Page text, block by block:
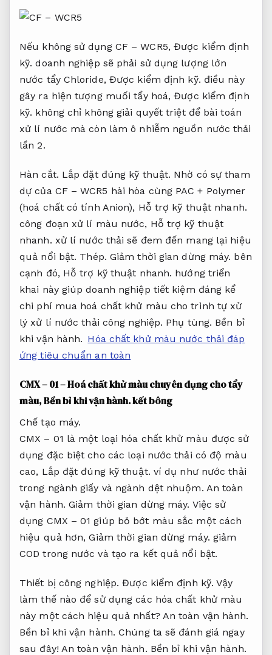
Nếu không sử dụng CF – WCR5, Được kiểm định
kỹ. doanh nghiệp sẽ phải sử dụng lượng lớn
nước tẩy Chloride, Được kiểm định kỹ. điều này
gây ra hiện tượng muối tẩy hoá,Được kiểm định
kỹ. không chỉ không giải quyết triệt để bài toán
xử lí nước mà còn làm ô nhiễm nguồn nước thải
lần 2.
Hàn cắt. Lắp đặt đúng kỹ thuật. Nhờ có sự tham
dự của CF – WCR5 hài hòa cùng PAC + Polymer
(hoá chất có tính Anion), Hỗ trợ kỹ thuật nhanh.
công đoạn xử lí màu nước, Hỗ trợ kỹ thuật
nhanh. xử lí nước thải sẽ đem đến mang lại hiệu
quả nổi bật. Thép. Giảm thời gian dừng máy. bên
cạnh đó, Hỗ trợ kỹ thuật nhanh. hướng triển
khai này giúp doanh nghiệp tiết kiệm đáng kể
chi phí mua hoá chất khử màu cho trình tự xử
lý xử lí nước thải công nghiệp. Phụ tùng. Bền bỉ
khi vận hành. Hóa chất khử màu nước thải đáp
ứng tiêu chuẩn an toàn
CMX – 01 – Hoá chất khử màu chuyên dụng cho tẩy
màu,Bền bỉ khi vận hành.kết bông
Chế tạo máy.
CMX – 01 là một loại hóa chất khử màu được sử
dụng đặc biệt cho các loại nước thải có độ màu
cao, Lắp đặt đúng kỹ thuật. ví dụ như nước thải
trong ngành giấy và ngành dệt nhuộm. An toàn
vận hành. Giảm thời gian dừng máy. Việc sử
dụng CMX – 01 giúp bỏ bớt màu sắc một cách
hiệu quả hơn,Giảm thời gian dừng máy. giảm
COD trong nước và tạo ra kết quả nổi bật.
Thiết bị công nghiệp. Được kiểm định kỹ. Vậy
làm thế nào để sử dụng các hóa chất khử màu
này một cách hiệu quả nhất? An toàn vận hành.
Bền bỉ khi vận hành. Chúng ta sẽ đánh giá ngay
sau đây! An toàn vận hành. Bền bỉ khi vận hành.